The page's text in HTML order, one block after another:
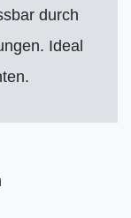
durch
Ideal